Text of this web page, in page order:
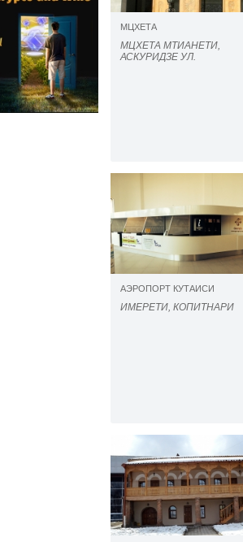
МЦХЕТА
МЦХЕТА МТИАНЕТИ,
АСКУРИДЗЕ УЛ.
АЭРОПОРТ КУТАИСИ
ИМЕРЕТИ, КОПИТНАРИ